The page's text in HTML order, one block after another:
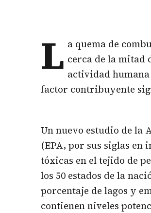
L a quema de
cerca de la mitad
actividad humana
factor contribuyente
Un nuevo estudio de la
(EPA, por sus siglas en
tóxicas en el tejido de
los 50 estados de la
porcentaje de lagos y
contienen niveles